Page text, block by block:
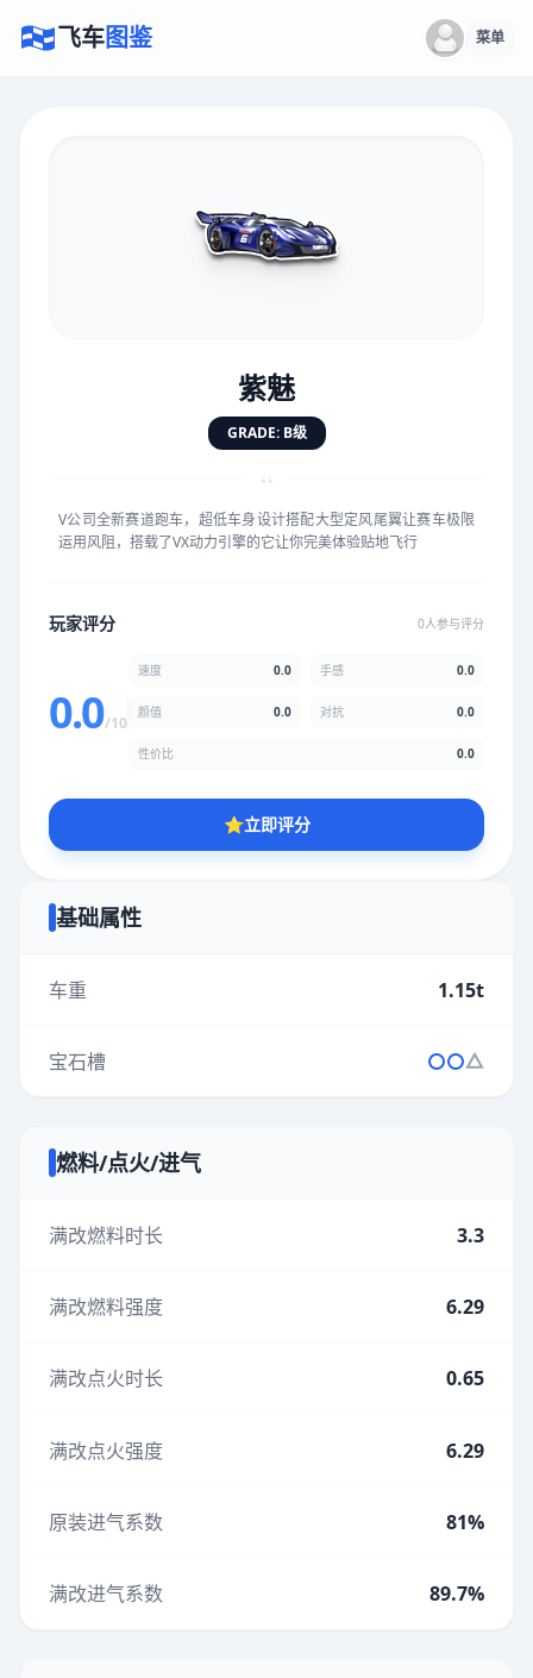
飞车图鉴 菜单
紫魅
GRADE: B级
“
V公司全新赛道跑车，超低车身设计搭配大型定风尾翼让赛车极限
运用风阻，搭载了VX动力引擎的它让你完美体验贴地飞行
玩家评分 0人参与评分
0.0/10
速度 0.0 手感 0.0
颜值 0.0 对抗 0.0
性价比 0.0
⭐立即评分
基础属性
车重 1.15t
宝石槽
燃料/点火/进气
满改燃料时长 3.3
满改燃料强度 6.29
满改点火时长 0.65
满改点火强度 6.29
原装进气系数 81%
满改进气系数 89.7%
★★★★★★
手感 5.0分
★★ ★ ★
性价比
★★★★★★★★★★